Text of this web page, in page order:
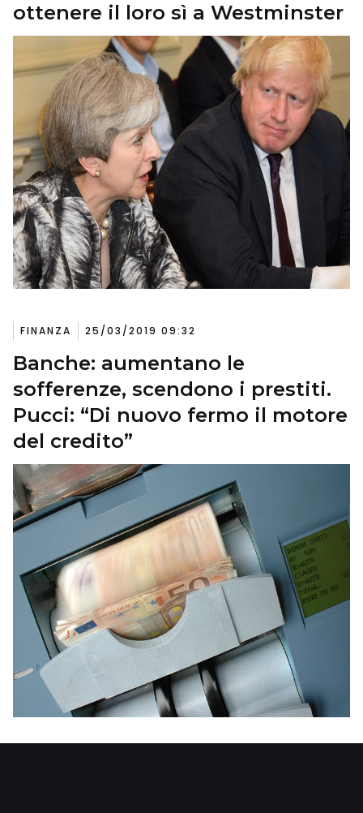
ottenere il loro sì a Westminster
FINANZA 25/03/2019 09:32
Banche: aumentano le
sofferenze, scendono i prestiti.
Pucci: “Di nuovo fermo il motore
del credito”